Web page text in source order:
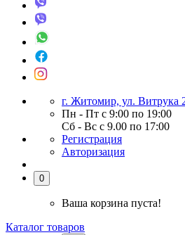
г. Житомир, ул. Витрука
Пн - Пт с 9:00 по 19:00
Сб - Вс с 9.00 по 17:00
Регистрация
Авторизация
0
Ваша корзина пуста!
Каталог товаров